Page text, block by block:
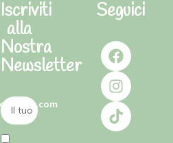
Iscriviti
alla
Nostra
Newsletter
Seguici